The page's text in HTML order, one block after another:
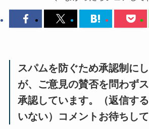
スパムを防ぐため承認制に
が、ご意見の賛否を問わず
承認しています。（返信す
いない）コメントお待ちして